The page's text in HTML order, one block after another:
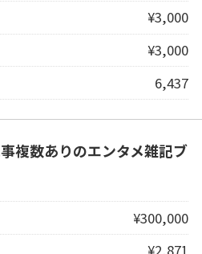
¥3,000
¥3,000
6,437
複数ありのエンタメ雑記ブ
¥300,000